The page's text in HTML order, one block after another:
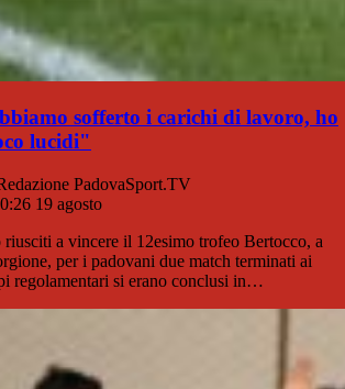
sofferto i carichi di lavoro, ho
lucidi"
PadovaSport.TV
19 agosto
a vincere il 12esimo trofeo Bertocco, a
per i padovani due match terminati ai
regolamentari si erano conclusi in…